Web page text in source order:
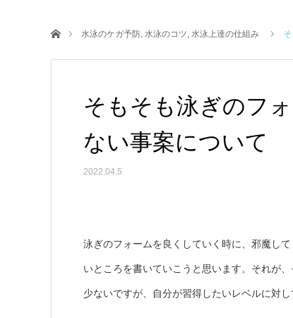
ホーム水泳のケガ予防, 水泳のコツ, 水泳上達の仕組み
そもそも泳ぎのフ
ない事案について
2022.04.5
泳ぎのフォームを良くしていく時に、邪魔し
いところを書いていこうと思います。それが
少ないですが、自分が習得したいレベルに対